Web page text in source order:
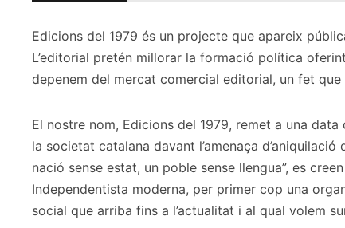
Edicions del 1979 és un projecte que apareix
L’editorial pretén millorar la formació política
depenem del mercat comercial editorial, un fet
El nostre nom, Edicions del 1979, remet a una
la societat catalana davant l’amenaça
nació sense estat, un poble sense llengua”, es
Independentista moderna, per primer cop una
social que arriba fins a l’actualitat i al qual volem